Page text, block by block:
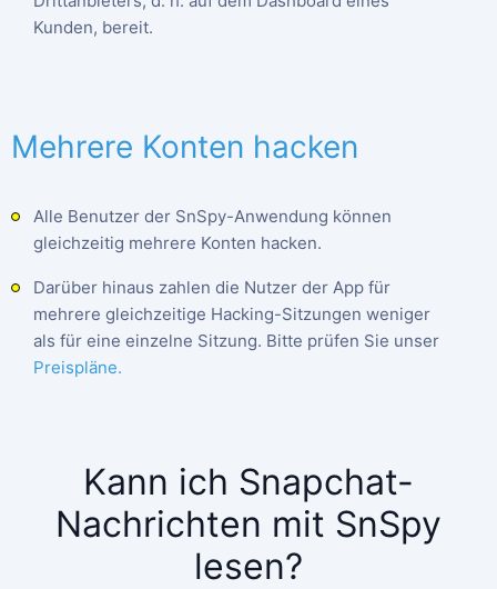
Kunden, bereit.
Mehrere Konten hacken
Alle Benutzer der SnSpy-Anwendung können
gleichzeitig mehrere Konten hacken.
Darüber hinaus zahlen die Nutzer der App für
mehrere gleichzeitige Hacking-Sitzungen weniger
als für eine einzelne Sitzung. Bitte prüfen Sie unser
Preispläne.
Kann ich Snapchat-
Nachrichten mit SnSpy
lesen?